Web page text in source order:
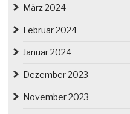
März 2024
Februar 2024
Januar 2024
Dezember 2023
November 2023